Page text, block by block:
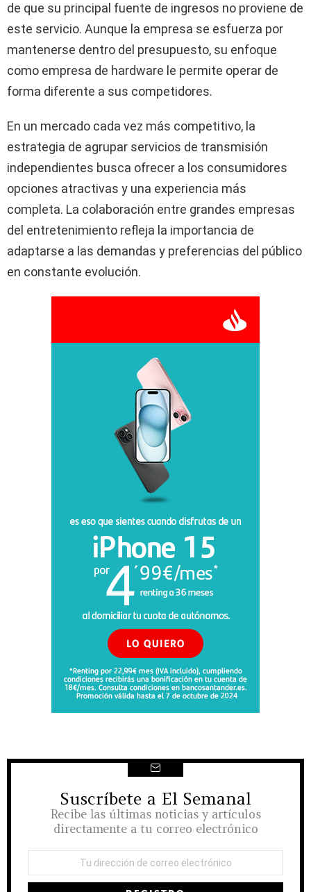
de que su principal fuente de ingresos no proviene de
este servicio. Aunque la empresa se esfuerza por
mantenerse dentro del presupuesto, su enfoque
como empresa de hardware le permite operar de
forma diferente a sus competidores.
En un mercado cada vez más competitivo, la
estrategia de agrupar servicios de transmisión
independientes busca ofrecer a los consumidores
opciones atractivas y una experiencia más
completa. La colaboración entre grandes empresas
del entretenimiento refleja la importancia de
adaptarse a las demandas y preferencias del público
en constante evolución.
NEWSLETTER
Suscríbete a El Semanal
Recibe las últimas noticias y artículos
directamente a tu correo electrónico
correo